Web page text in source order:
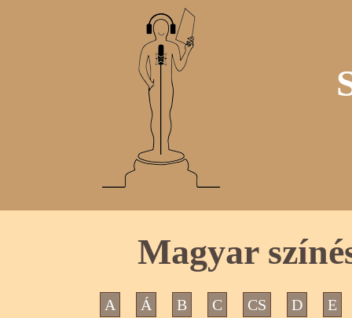
Magyar
A Á B C CS D E